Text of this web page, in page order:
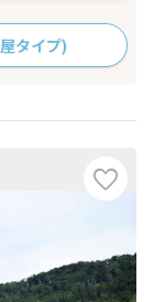
タイプ)